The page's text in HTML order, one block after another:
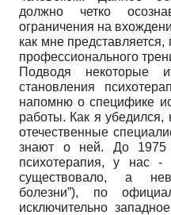
должно четко
ограничения на
как мне представляется,
профессионального
Подводя некоторые
становления
напомню о специфике
работы. Как я убедился,
отечественные
знают о ней. До 1975
психотерапия, у нас
существовало, а
болезни”), по
исключительно